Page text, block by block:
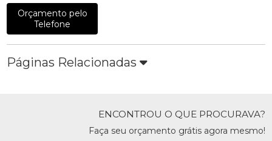
Orçamento pelo
Telefone
Páginas Relacionadas
ENCONTROU O QUE PROCURAVA?
Faça seu orçamento grátis agora mesmo!